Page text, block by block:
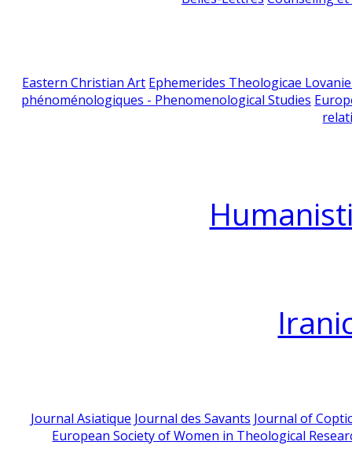
Eastern Christian Art Ephemerides Theologicae
phénoménologiques - Phenomenological Studies
Journal Asiatique Journal des Savants Journal of
European Society of Women in Theological